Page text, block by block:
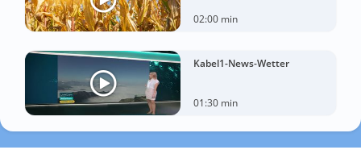
02:00 min
Kabel1-News-Wetter
01:30 min